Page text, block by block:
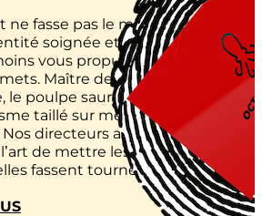
ne fasse pas le moine, vous
soignée et distinctive
vous propulser vers de
Maître de
le poulpe saura vous apprêter
taillé sur mesure à en
Nos directeurs artistiques
de mettre les marques sur
fassent tourner toutes les
: